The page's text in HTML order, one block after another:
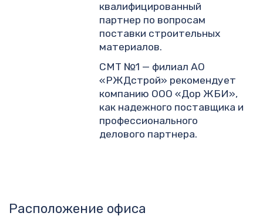
квалифицированный
партнер по вопросам
поставки строительных
материалов.
СМТ №1 — филиал АО
«РЖДстрой» рекомендует
компанию ООО «Дор ЖБИ»,
как надежного поставщика и
профессионального
делового партнера.
Расположение офиса